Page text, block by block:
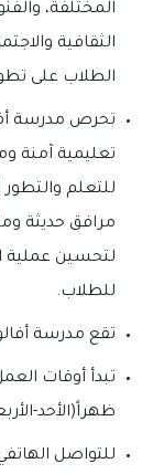
المختلفة،
الثقافية
الطلاب على
تحرص مدرسة
تعليمية آمنة
للتعلم
مرافق حديثة
لتحسين عملية
للطلاب.
تقع مدرسة
ظهراً(الأحد-الأربعاء) / 07:40 – 01:00
للتواصل الهاتفي: 3222 742